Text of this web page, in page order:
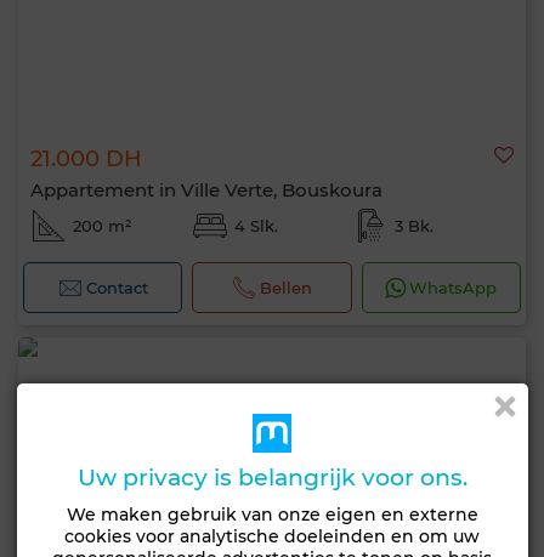
21.000 DH
Appartement in Ville Verte, Bouskoura
200 m² 4 Slk. 3 Bk.
Contact Bellen WhatsApp
Uw privacy is belangrijk voor ons.
We maken gebruik van onze eigen en externe
cookies voor analytische doeleinden en om uw